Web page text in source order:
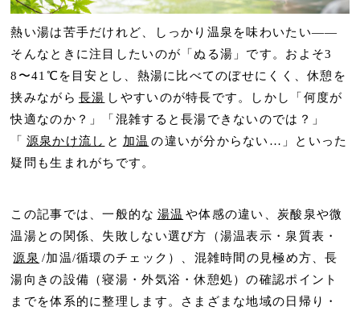
熱い湯は苦手だけれど、しっかり温泉を味わいたい――
そんなときに注目したいのが「ぬる湯」です。およそ3
8〜41℃を目安とし、熱湯に比べてのぼせにくく、休憩を
挟みながら 長湯 しやすいのが特長です。しかし「何度が
快適なのか？」「混雑すると長湯できないのでは？」
「 源泉かけ流し と 加温 の違いが分からない…」といった
疑問も生まれがちです。
この記事では、一般的な 湯温 や体感の違い、炭酸泉や微
温湯との関係、失敗しない選び方（湯温表示・泉質表・
源泉 /加温/循環のチェック）、混雑時間の見極め方、長
湯向きの設備（寝湯・外気浴・休憩処）の確認ポイント
までを体系的に整理します。さまざまな地域の日帰り・